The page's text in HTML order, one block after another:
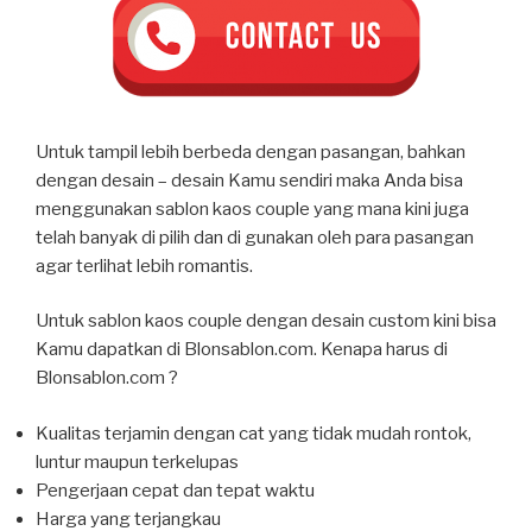
Untuk tampil lebih berbeda dengan pasangan, bahkan
dengan desain – desain Kamu sendiri maka Anda bisa
menggunakan sablon kaos couple yang mana kini juga
telah banyak di pilih dan di gunakan oleh para pasangan
agar terlihat lebih romantis.
Untuk sablon kaos couple dengan desain custom kini bisa
Kamu dapatkan di Blonsablon.com. Kenapa harus di
Blonsablon.com ?
Kualitas terjamin dengan cat yang tidak mudah rontok,
luntur maupun terkelupas
Pengerjaan cepat dan tepat waktu
Harga yang terjangkau